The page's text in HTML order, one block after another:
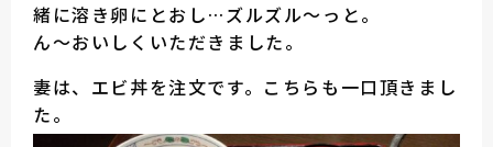
緒に溶き卵にとおし…ズルズル～っと。
ん～おいしくいただきました。
妻は、エビ丼を注文です。こちらも一口頂きまし
た。